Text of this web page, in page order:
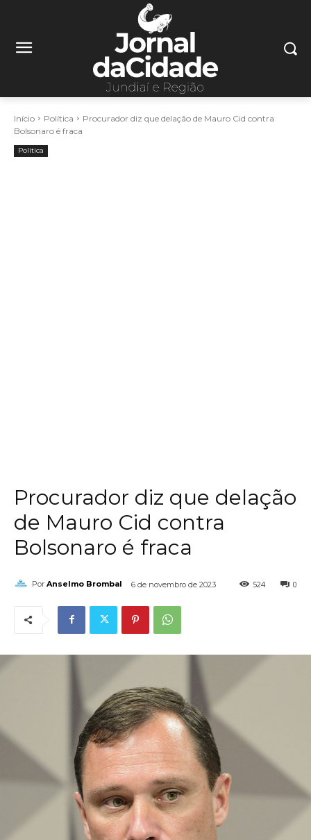
Início Política
Procurador diz que delação de Mauro Cid contra
Bolsonaro é fraca
Política
Procurador diz que delação
de Mauro Cid contra
Bolsonaro é fraca
Por Anselmo Brombal 6 de novembro de 2023 0
524